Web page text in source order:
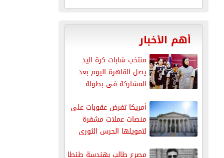
أهم الأخبار
منتخب شابات كرة اليد
يصل القاهرة اليوم بعد
المشاركة فى بطولة
أمريكا تفرض عقوبات على
منصات عملات مشفرة
لتمويلها الحرس الثورى
مصرع طالب بهندسة طنطا